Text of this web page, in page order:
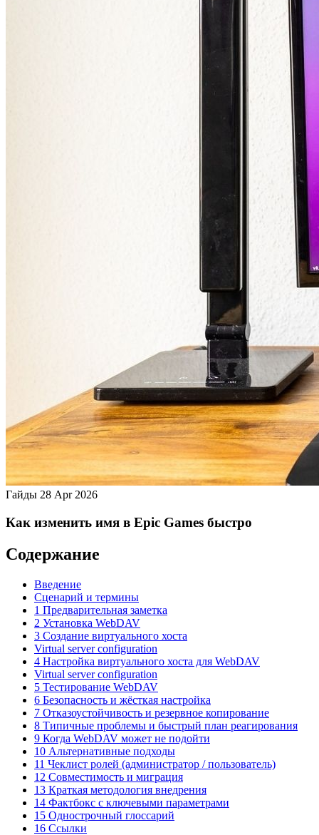
Гайды 28 Apr 2026
Как изменить имя в Epic Games быстро
Содержание
Введение
Сценарий и термины
1 Предварительная заметка
2 Установка WebDAV
3 Создание виртуального хоста
Virtual server configuration
4 Настройка виртуального хоста для WebDAV
Virtual server configuration
5 Тестирование WebDAV
6 Безопасность и жёсткая настройка
7 Отказоустойчивость и резервное копирование
8 Типичные проблемы и быстрый план реагирования
9 Когда WebDAV может не подойти
10 Альтернативные подходы
11 Чеклист ролей (администратор / пользователь)
12 Совместимость и миграция
13 Краткая методология внедрения
14 Фактбокс с ключевыми параметрами
15 Однострочный глоссарий
16 Ссылки